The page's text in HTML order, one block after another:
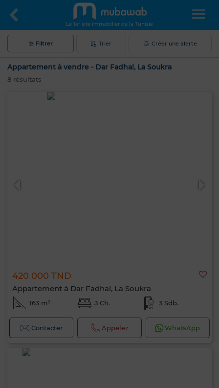
Le 1er site immobilier de la Tunisie
Filtrer Trier Créer une alerte
Appartement à vendre - Dar Fadhal, La Soukra
8 résultats
420 000 TND
Appartement à Dar Fadhal, La Soukra
163 m² 3 Ch. 3 Sdb.
Contacter Appelez WhatsApp